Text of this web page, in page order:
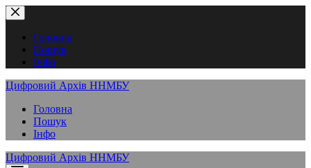
Перейти
до
вмістуГоловна
Пошук
Інфо
Цифровий Архів ННМБУ
Головна
Пошук
Інфо
Цифровий Архів ННМБУ